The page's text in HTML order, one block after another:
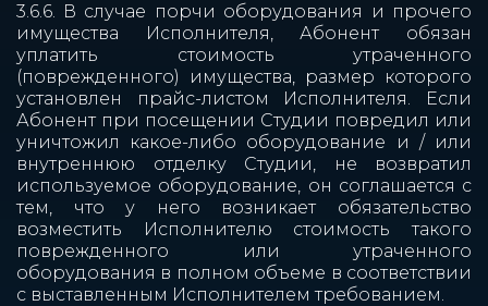
3.6.6. В случае порчи оборудования и прочего
имущества Исполнителя, Абонент обязан
уплатить стоимость утраченного
(поврежденного) имущества, размер которого
установлен прайс-листом Исполнителя. Если
Абонент при посещении Студии повредил или
уничтожил какое-либо оборудование и / или
внутреннюю отделку Студии, не возвратил
используемое оборудование, он соглашается с
тем, что у него возникает обязательство
возместить Исполнителю стоимость такого
поврежденного или утраченного
оборудования в полном объеме в соответствии
с выставленным Исполнителем требованием.